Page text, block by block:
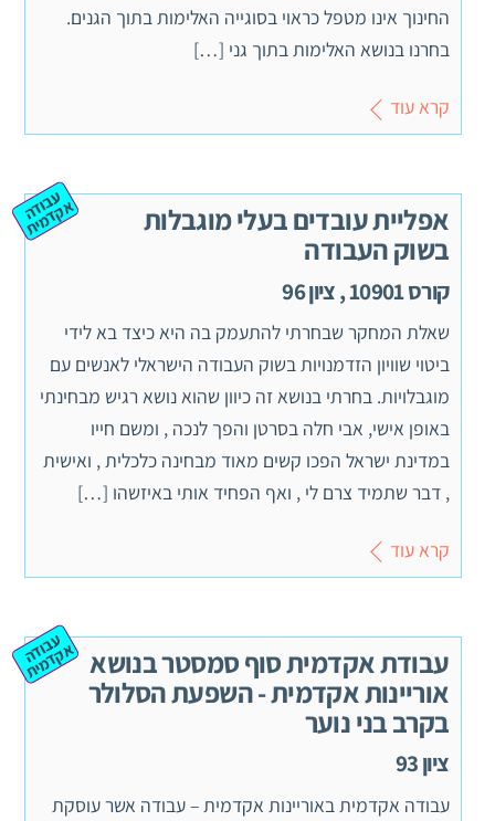
החינוך אינו מטפל כראוי בסוגייה האלימות בתוך הגנים.
בחרנו בנושא האלימות בתוך גני […]
קרא עוד
אפליית עובדים בעלי מוגבלות
בשוק העבודה
קורס 10901 , ציון 96
ע
ב
וד
ה
א
ק
ד
מ
ית
שאלת המחקר שבחרתי להתעמק בה היא כיצד בא לידי
ביטוי שוויון הזדמנויות בשוק העבודה הישראלי לאנשים עם
מוגבלויות. בחרתי בנושא זה כיוון שהוא נושא רגיש מבחינתי
באופן אישי, אבי חלה בסרטן והפך לנכה , ומשם חייו
במדינת ישראל הפכו קשים מאוד מבחינה כלכלית , ואישית
, דבר שתמיד צרם לי , ואף הפחיד אותי באיזשהו […]
קרא עוד
עבודת אקדמית סוף סמסטר בנושא
אוריינות אקדמית - השפעת הסלולר
בקרב בני נוער
ציון 93
ע
ב
וד
ה
א
ק
ד
מ
ית
עבודה אקדמית באוריינות אקדמית – עבודה אשר עוסקת